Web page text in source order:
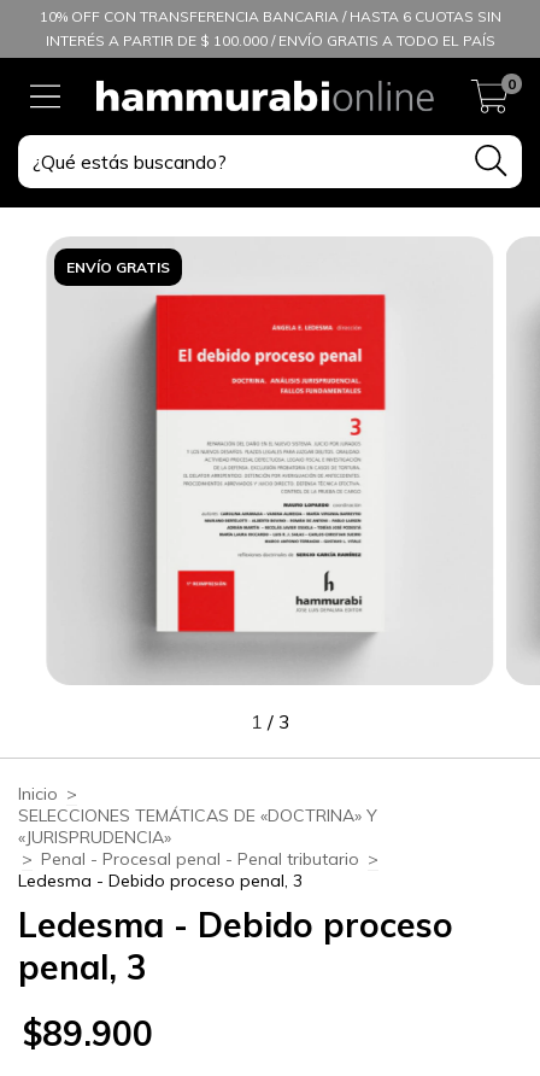
10% OFF CON TRANSFERENCIA BANCARIA / HASTA 6 CUOTAS SIN
INTERÉS A PARTIR DE $ 100.000 / ENVÍO GRATIS A TODO EL PAÍS
0
ENVÍO GRATIS
1 / 3
Inicio >
SELECCIONES TEMÁTICAS DE «DOCTRINA» Y
«JURISPRUDENCIA»
> Penal - Procesal penal - Penal tributario >
Ledesma - Debido proceso penal, 3
Ledesma - Debido proceso
penal, 3
$89.900